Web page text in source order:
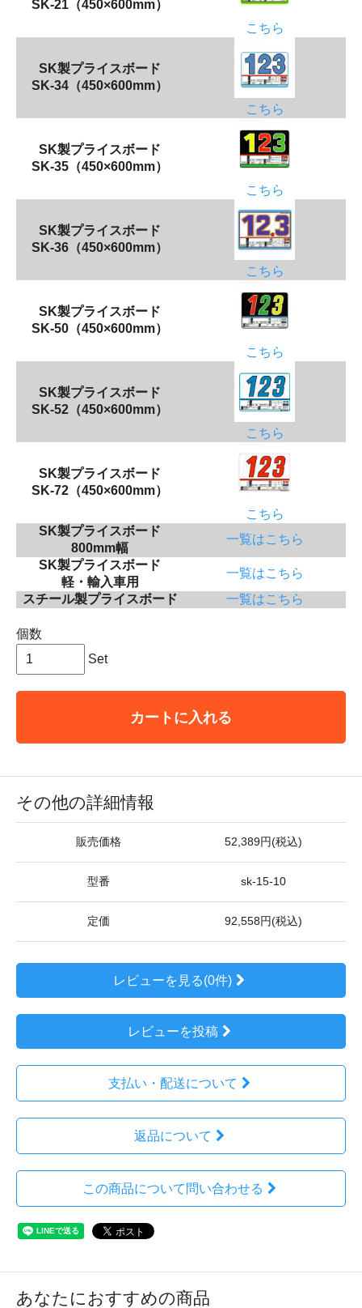
SK-21（450×600mm）
こちら
SK製プライスボード
SK-34（450×600mm）
こちら
SK製プライスボード
SK-35（450×600mm）
こちら
SK製プライスボード
SK-36（450×600mm）
こちら
SK製プライスボード
SK-50（450×600mm）
こちら
SK製プライスボード
SK-52（450×600mm）
こちら
SK製プライスボード
SK-72（450×600mm）
こちら
SK製プライスボード
800mm幅
一覧はこちら
SK製プライスボード
軽・輸入車用
一覧はこちら
スチール製プライスボード
一覧はこちら
個数
Set
カートに入れる
その他の詳細情報
販売価格 52,389円(税込)
型番 sk-15-10
定価 92,558円(税込)
レビューを見る(0件)
レビューを投稿
支払い・配送について
返品について
この商品について問い合わせる
あなたにおすすめの商品